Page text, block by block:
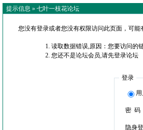
提示信息 » 七叶一枝花论坛
您没有登录或者您没有权限访问此页面，可能
读取数据错误,原因：您要访问的
您还不是论坛会员,请先登录论坛
登录
密 码
隐身